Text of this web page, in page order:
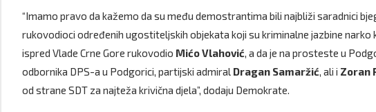
“Imamo pravo da kažemo da su među demostrantima bili najbliži saradnici
rukovodioci određenih ugostiteljskih objekata koji su kriminalne jazbine
ispred Vlade Crne Gore rukovodio Mićo Vlahović, a da je na prosteste u
odbornika DPS-a u Podgorici, partijski admiral Dragan Samaržić, ali i Zoran
od strane SDT za najteža krivična djela”, dodaju Demokrate.